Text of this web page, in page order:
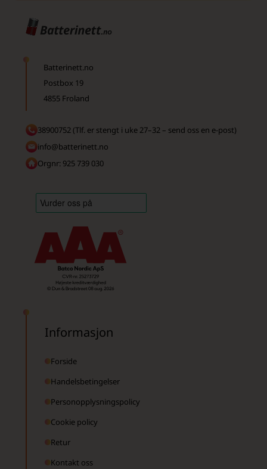
Batterinett.no
Postbox 19
4855 Froland
38900752 (Tlf. er stengt i uke 27–32 – send oss en e-post)
info@batterinett.no
Orgnr: 925 739 030
Informasjon
Forside
Handelsbetingelser
Personopplysningspolicy
Cookie policy
Retur
Kontakt oss